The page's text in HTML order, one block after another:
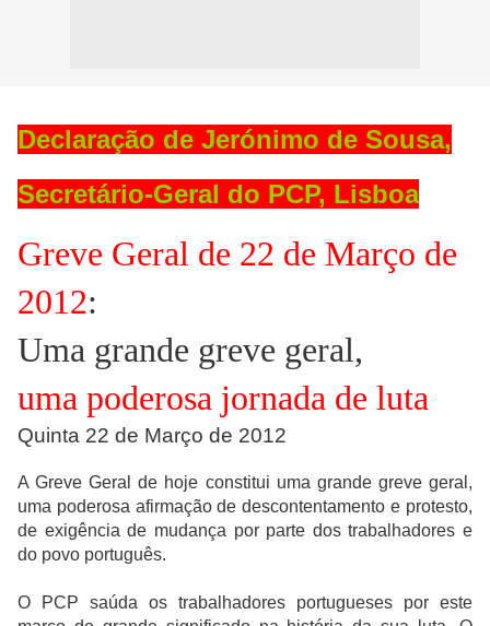
Declaração de Jerónimo de Sousa,
Secretário-Geral do PCP, Lisboa
Greve Geral de 22 de Março de
2012:
Uma grande greve geral,
uma poderosa jornada de luta
Quinta 22 de Março de 2012
A Greve Geral de hoje constitui uma grande greve geral,
uma poderosa afirmação de descontentamento e protesto,
de exigência de mudança por parte dos trabalhadores e
do povo português.
O PCP saúda os trabalhadores portugueses por este